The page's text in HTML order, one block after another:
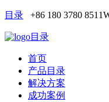
目录 +86 180 3780 8511
目录
首页
产品目录
解决方案
成功案例